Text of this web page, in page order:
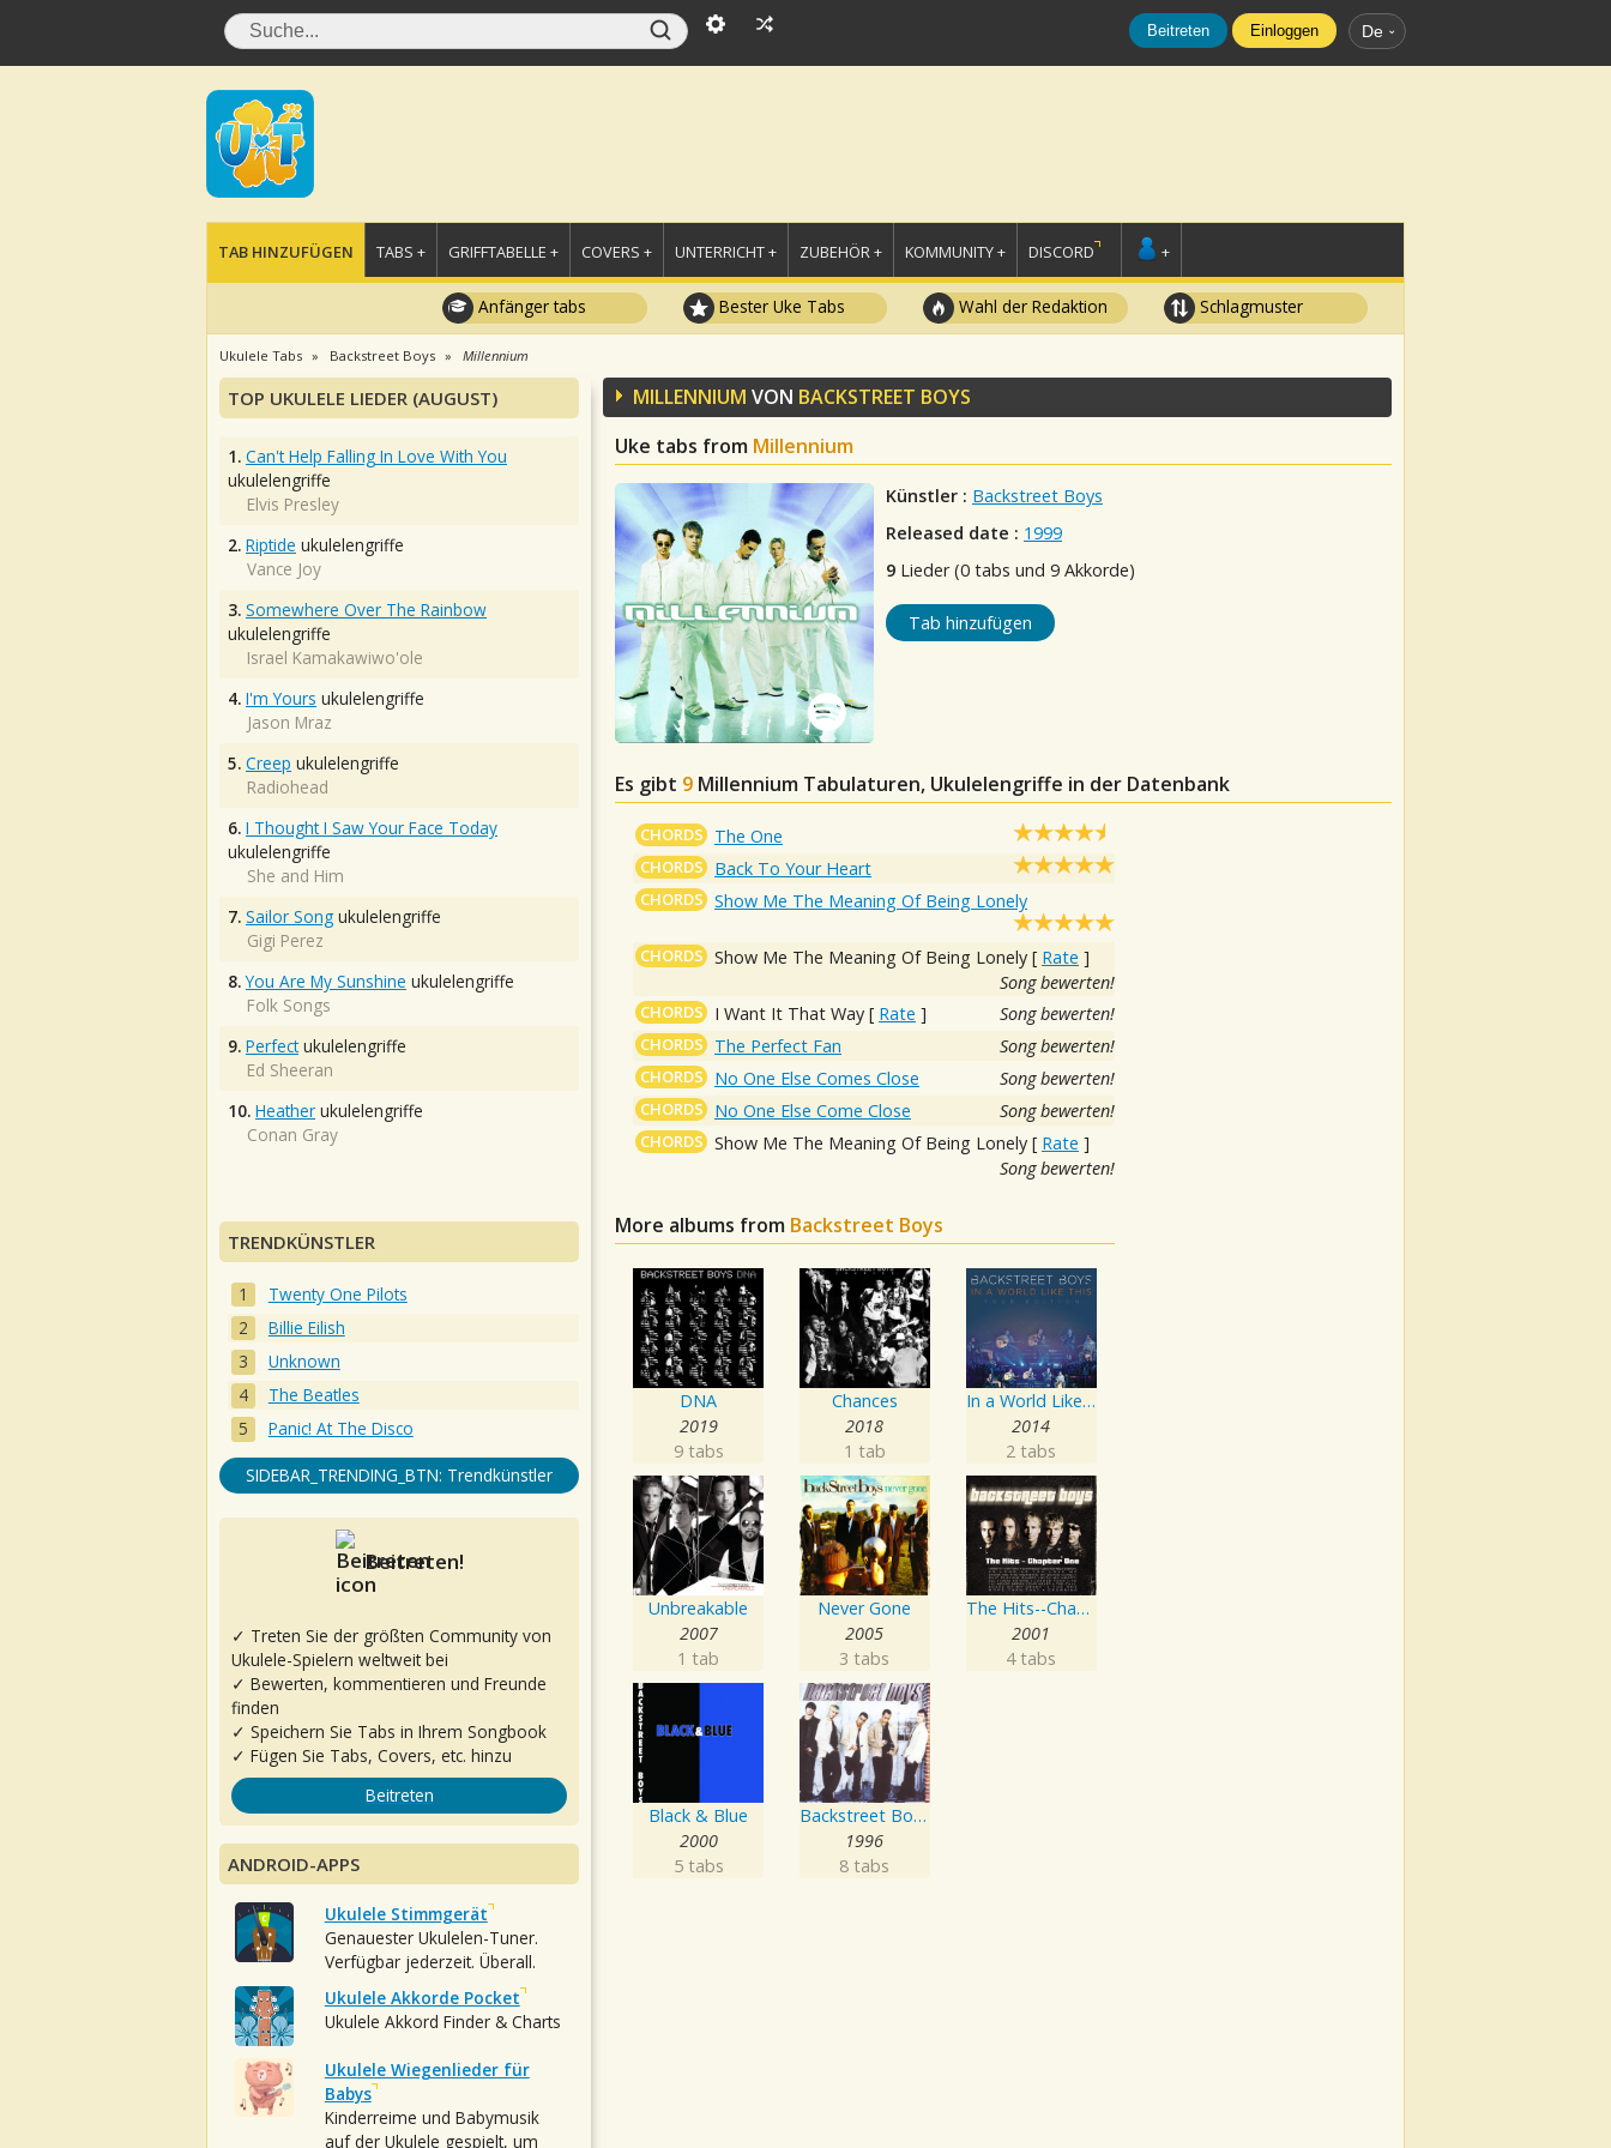
Beitreten Einloggen De
TAB HINZUFÜGEN TABS + GRIFFTABELLE + COVERS + UNTERRICHT + ZUBEHÖR + KOMMUNITY + DISCORD +
Anfänger tabs Bester Uke Tabs Wahl der Redaktion Schlagmuster
Ukulele Tabs Backstreet Boys Millennium
MILLENNIUM VON BACKSTREET BOYS
Uke tabs from Millennium
Künstler : Backstreet Boys
Released date : 1999
9 Lieder (0 tabs und 9 Akkorde)
Tab hinzufügen
Es gibt 9 Millennium Tabulaturen, Ukulelengriffe in der Datenbank
CHORDS The One
CHORDS Back To Your Heart
CHORDS Show Me The Meaning Of Being Lonely
CHORDS Show Me The Meaning Of Being Lonely [ Rate ]
Song bewerten!
CHORDS I Want It That Way [ Rate ] Song bewerten!
CHORDS The Perfect Fan Song bewerten!
CHORDS No One Else Comes Close Song bewerten!
CHORDS No One Else Come Close Song bewerten!
CHORDS Show Me The Meaning Of Being Lonely [ Rate ]
Song bewerten!
More albums from Backstreet Boys
DNA
2019
9 tabs
Chances
2018
1 tab
In a World Like This World Tour Edition
2014
2 tabs
Unbreakable
2007
1 tab
Never Gone
2005
3 tabs
The Hits--Chapter One
2001
4 tabs
Black & Blue
2000
5 tabs
Backstreet Boys
1996
8 tabs
TOP UKULELE LIEDER (AUGUST)
1. Can't Help Falling In Love With You
ukulelengriffe
Elvis Presley
2. Riptide ukulelengriffe
Vance Joy
3. Somewhere Over The Rainbow
ukulelengriffe
Israel Kamakawiwo'ole
4. I'm Yours ukulelengriffe
Jason Mraz
5. Creep ukulelengriffe
Radiohead
6. I Thought I Saw Your Face Today
ukulelengriffe
She and Him
7. Sailor Song ukulelengriffe
Gigi Perez
8. You Are My Sunshine ukulelengriffe
Folk Songs
9. Perfectukulelengriffe
Ed Sheeran
10. Heather ukulelengriffe
Conan Gray
TRENDKÜNSTLER
Twenty One Pilots
Billie Eilish
Unknown
The Beatles
Panic! At The Disco
SIDEBAR_TRENDING_BTN: Trendkünstler
Beitreten!
✓ Treten Sie der größten Community von
Ukulele-Spielern weltweit bei
✓ Bewerten, kommentieren und Freunde
finden
✓ Speichern Sie Tabs in Ihrem Songbook
✓ Fügen Sie Tabs, Covers, etc. hinzu
Beitreten
ANDROID-APPS
Ukulele Stimmgerät
Genauester Ukulelen-Tuner.
Verfügbar jederzeit. Überall.
Ukulele Akkorde Pocket
Ukulele Akkord Finder & Charts
Ukulele Wiegenlieder für
Babys
Kinderreime und Babymusik
auf der Ukulele gespielt, um